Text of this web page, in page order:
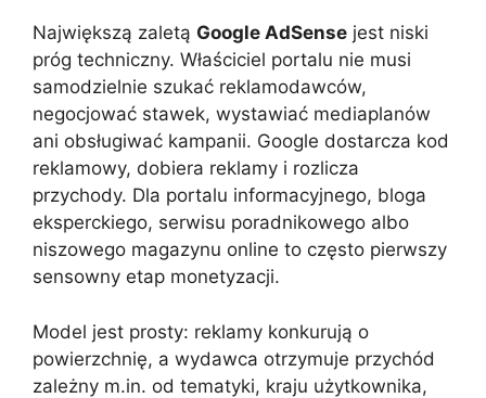
Największą zaletą Google AdSense jest niski
próg techniczny. Właściciel portalu nie musi
samodzielnie szukać reklamodawców,
negocjować stawek, wystawiać mediaplanów
ani obsługiwać kampanii. Google dostarcza kod
reklamowy, dobiera reklamy i rozlicza
przychody. Dla portalu informacyjnego, bloga
eksperckiego, serwisu poradnikowego albo
niszowego magazynu online to często pierwszy
sensowny etap monetyzacji.
Model jest prosty: reklamy konkurują o
powierzchnię, a wydawca otrzymuje przychód
zależny m.in. od tematyki, kraju użytkownika,